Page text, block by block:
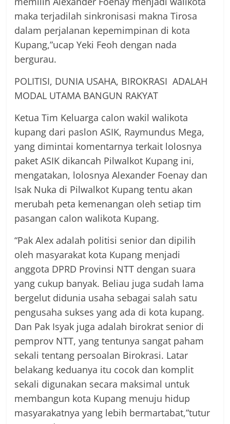
maka terjadilah sinkronisasi makna Tirosa
dalam perjalanan kepemimpinan di kota
Kupang,”ucap Yeki Feoh dengan nada
bergurau.
POLITISI, DUNIA USAHA, BIROKRASI ADALAH
MODAL UTAMA BANGUN RAKYAT
Ketua Tim Keluarga calon wakil walikota
kupang dari paslon ASIK, Raymundus Mega,
yang dimintai komentarnya terkait lolosnya
paket ASIK dikancah Pilwalkot Kupang ini,
mengatakan, lolosnya Alexander Foenay dan
Isak Nuka di Pilwalkot Kupang tentu akan
merubah peta kemenangan oleh setiap tim
pasangan calon walikota Kupang.
“Pak Alex adalah politisi senior dan dipilih
oleh masyarakat kota Kupang menjadi
anggota DPRD Provinsi NTT dengan suara
yang cukup banyak. Beliau juga sudah lama
bergelut didunia usaha sebagai salah satu
pengusaha sukses yang ada di kota kupang.
Dan Pak Isyak juga adalah birokrat senior di
pemprov NTT, yang tentunya sangat paham
sekali tentang persoalan Birokrasi. Latar
belakang keduanya itu cocok dan komplit
sekali digunakan secara maksimal untuk
membangun kota Kupang menuju hidup
masyarakatnya yang lebih bermartabat,”tutur